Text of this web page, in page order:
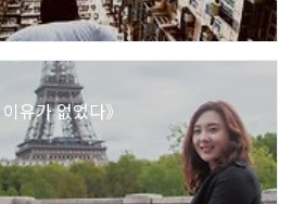
유가 없었다》